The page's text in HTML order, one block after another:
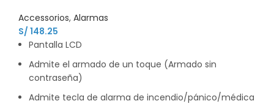
Accessorios, Alarmas
S/ 148.25
Pantalla LCD
Admite el armado de un toque (Armado sin
contraseña)
Admite tecla de alarma de incendio/pánico/médica